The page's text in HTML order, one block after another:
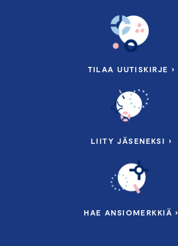
TILAA UUTISKIRJE ›
LIITY JÄSENEKSI ›
HAE ANSIOMERKKIÄ ›